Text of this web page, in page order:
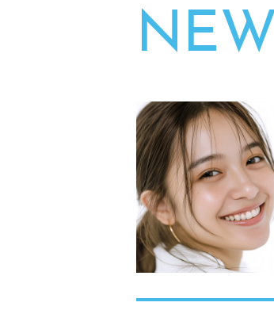
NEW